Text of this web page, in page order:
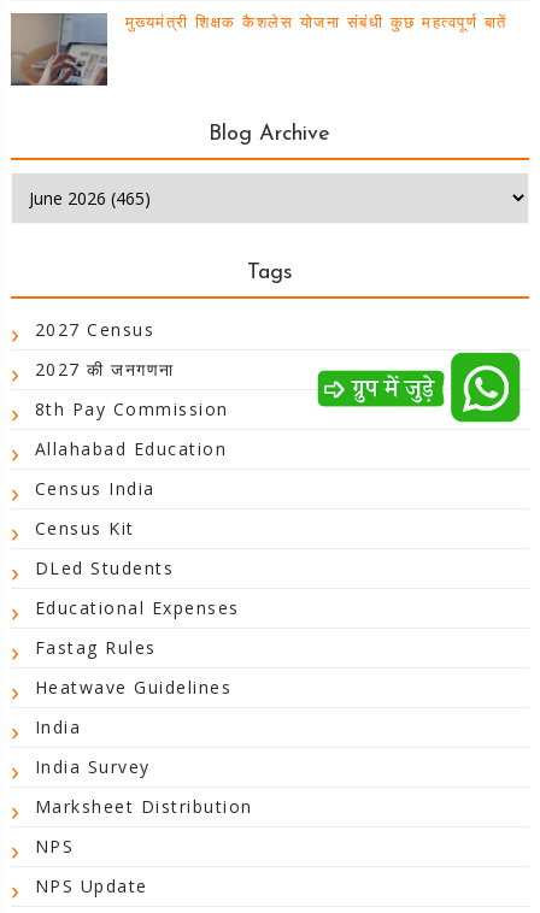
मुख्यमंत्री शिक्षक कैशलेस योजना संबंधी कुछ महत्वपूर्ण बातें
Blog Archive
Tags
2027 Census
2027 की जनगणना
8th Pay Commission
Allahabad Education
Census India
Census Kit
DLed Students
Educational Expenses
Fastag Rules
Heatwave Guidelines
India
India Survey
Marksheet Distribution
NPS
NPS Update